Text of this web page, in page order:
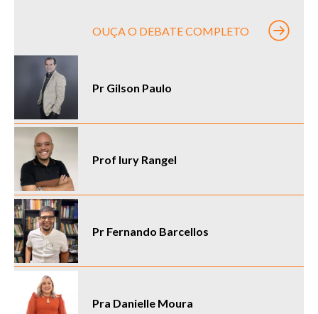
OUÇA O DEBATE COMPLETO
Pr Gilson Paulo
Prof Iury Rangel
Pr Fernando Barcellos
Pra Danielle Moura